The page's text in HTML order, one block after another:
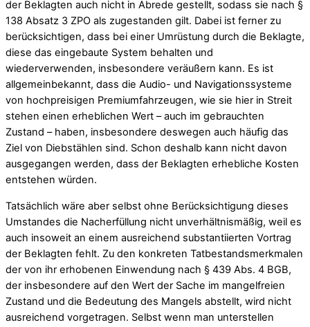
der Beklagten auch nicht in Abrede gestellt, sodass sie nach §
138 Absatz 3 ZPO als zugestanden gilt. Dabei ist ferner zu
berücksichtigen, dass bei einer Umrüstung durch die Beklagte,
diese das eingebaute System behalten und
wiederverwenden, insbesondere veräußern kann. Es ist
allgemeinbekannt, dass die Audio- und Navigationssysteme
von hochpreisigen Premiumfahrzeugen, wie sie hier in Streit
stehen einen erheblichen Wert – auch im gebrauchten
Zustand – haben, insbesondere deswegen auch häufig das
Ziel von Diebstählen sind. Schon deshalb kann nicht davon
ausgegangen werden, dass der Beklagten erhebliche Kosten
entstehen würden.
Tatsächlich wäre aber selbst ohne Berücksichtigung dieses
Umstandes die Nacherfüllung nicht unverhältnismäßig, weil es
auch insoweit an einem ausreichend substantiierten Vortrag
der Beklagten fehlt. Zu den konkreten Tatbestandsmerkmalen
der von ihr erhobenen Einwendung nach § 439 Abs. 4 BGB,
der insbesondere auf den Wert der Sache im mangelfreien
Zustand und die Bedeutung des Mangels abstellt, wird nicht
ausreichend vorgetragen. Selbst wenn man unterstellen